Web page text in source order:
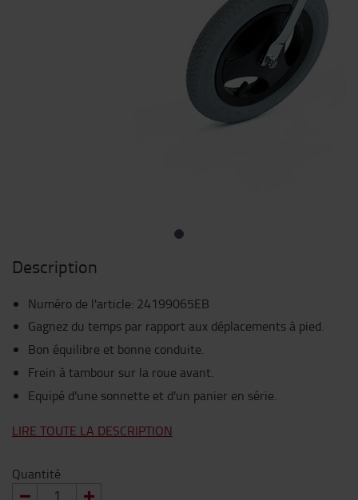
Description
Numéro de l'article: 24199065EB
Gagnez du temps par rapport aux déplacements à pied.
Bon équilibre et bonne conduite.
Frein à tambour sur la roue avant.
Equipé d'une sonnette et d'un panier en série.
LIRE TOUTE LA DESCRIPTION
Quantité